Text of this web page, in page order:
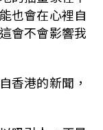
也會在心裡自
會不會影響我
香港的新聞，